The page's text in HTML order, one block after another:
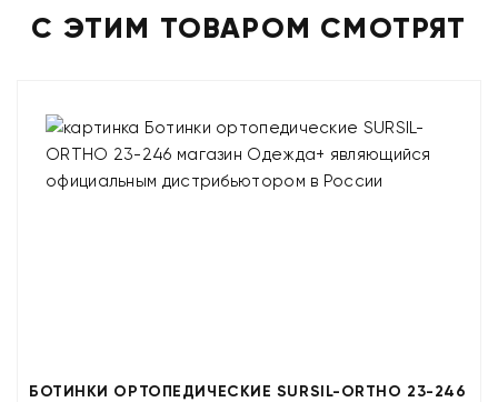
С ЭТИМ ТОВАРОМ СМОТРЯТ
БОТИНКИ ОРТОПЕДИЧЕСКИЕ SURSIL-ORTHO 23-246